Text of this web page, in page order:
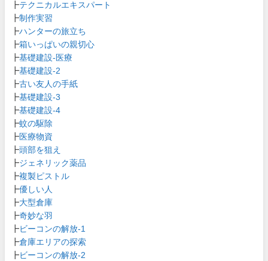
┣テクニカルエキスパート
┣制作実習
┣ハンターの旅立ち
┣箱いっぱいの親切心
┣基礎建設-医療
┣基礎建設-2
┣古い友人の手紙
┣基礎建設-3
┣基礎建設-4
┣蚊の駆除
┣ 医療物資
┣頭部を狙え
┣ジェネリック薬品
┣複製ピストル
┣優しい人
┣大型倉庫
┣奇妙な羽
┣ビーコンの解放-1
┣倉庫エリアの探索
┣ビーコンの解放-2